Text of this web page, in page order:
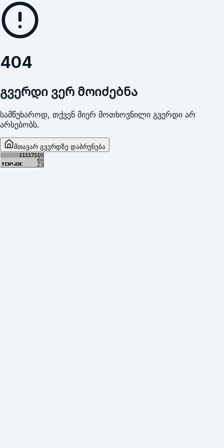
404
გვერდი ვერ მოიძებნა
სამწუხაროდ, თქვენ მიერ მოთხოვნილი გვერდი არ
არსებობს.
მთავარ გვერდზე დაბრუნება